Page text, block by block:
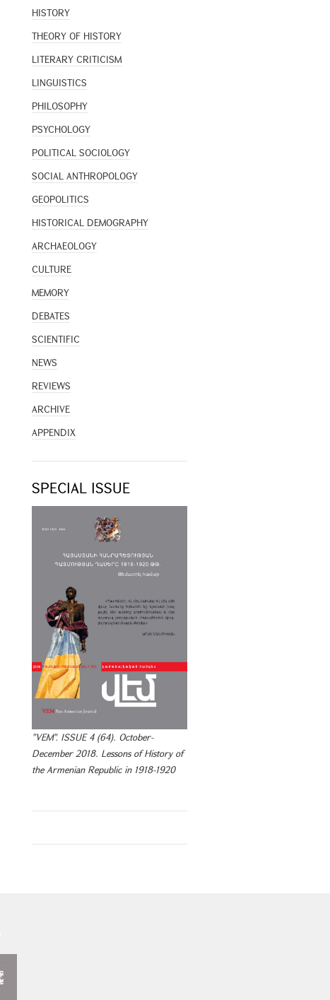
HISTORY
THEORY OF HISTORY
LITERARY CRITICISM
LINGUISTICS
PHILOSOPHY
PSYCHOLOGY
POLITICAL SOCIOLOGY
SOCIAL ANTHROPOLOGY
GEOPOLITICS
HISTORICAL DEMOGRAPHY
ARCHAEOLOGY
CULTURE
MEMORY
DEBATES
SCIENTIFIC
NEWS
REVIEWS
ARCHIVE
APPENDIX
SPECIAL ISSUE
"VEM". ISSUE 4 (64). October-
December 2018. Lessons of History of
the Armenian Republic in 1918-1920